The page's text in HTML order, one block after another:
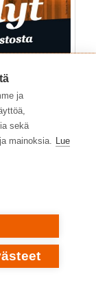
ja
sekä
mainoksia. Lue